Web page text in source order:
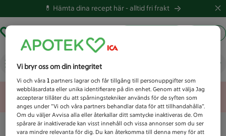
💊 Hämta dina recept här -alltid fri frakt
Vad letar du efter idag?
Unknown error
Vi bryr oss om din integritet
Vi och våra1 partners lagrar och får tillgång till personuppgifter som
webbläsardata eller unika identifierare på din enhet. Genom att välja Jag
accepterar tillåter du att spårningstekniker används för de syften som
anges under ”Vi och våra partners behandlar data för att tillhandahålla”.
Om du väljer Avvisa alla eller återkallar ditt samtycke inaktiveras de. Om
spårare är inaktiverade kan visst innehåll och vissa annonser som du ser
vara mindre relevanta för dig. Du kan återkomma till denna meny för att